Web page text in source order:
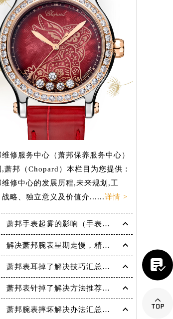
维修服务中心（萧邦保养服务中心）
,萧邦（Chopard）本栏目为您提供：
维修中心的发展历程,未来规划,工
战略、独立意义及价值介......详情 >
萧邦手表起雾的影响（手表起雾维护建议）
解决萧邦腕表星期走慢，精准调校秘籍在这里
萧邦表耳掉了解决技巧汇总（轻松修复爱表的小妙招）
萧邦表针掉了解决方法推荐（轻松修复你的爱表）
萧邦腕表摔坏解决办法汇总（专业修复与日常保养技巧）

